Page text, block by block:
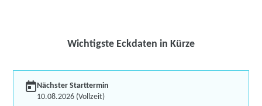
Wichtigste Eckdaten in Kürze
Nächster Starttermin
10.08.2026 (Vollzeit)